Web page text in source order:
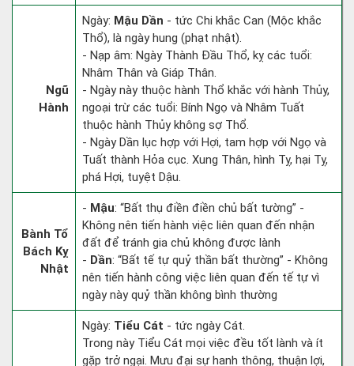
Ngũ
Hành
Ngày: Mậu Dần - tức Chi khắc Can (Mộc khắc
Thổ), là ngày hung (phạt nhật).
- Nạp âm: Ngày Thành Đầu Thổ, kỵ các tuổi:
Nhâm Thân và Giáp Thân.
- Ngày này thuộc hành Thổ khắc với hành Thủy,
ngoại trừ các tuổi: Bính Ngọ và Nhâm Tuất
thuộc hành Thủy không sợ Thổ.
- Ngày Dần lục hợp với Hợi, tam hợp với Ngọ và
Tuất thành Hỏa cục. Xung Thân, hình Tỵ, hại Tỵ,
phá Hợi, tuyệt Dậu.
Bành Tổ
Bách Kỵ
Nhật
- Mậu: “Bất thụ điền điền chủ bất tường” -
Không nên tiến hành việc liên quan đến nhận
đất để tránh gia chủ không được lành
- Dần: “Bất tế tự quỷ thần bất thường” - Không
nên tiến hành công việc liên quan đến tế tự vì
ngày này quỷ thần không bình thường
Ngày: Tiểu Cát - tức ngày Cát.
Trong này Tiểu Cát mọi việc đều tốt lành và ít
gặp trở ngại. Mưu đại sự hanh thông, thuận lợi,